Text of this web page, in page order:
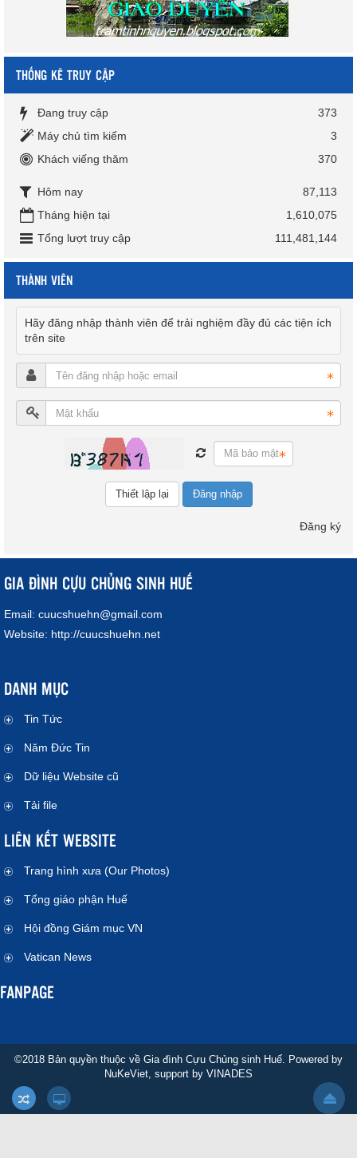
THỐNG KÊ TRUY CẬP
Đang truy cập
373
Máy chủ tìm kiếm
3
Khách viếng thăm
370
Hôm nay
87,113
Tháng hiện tại
1,610,075
Tổng lượt truy cập
111,481,144
THÀNH VIÊN
Hãy đăng nhập thành viên để trải nghiệm đầy đủ các tiện ích
trên site
Đăng nhập
Đăng ký
GIA ĐÌNH CỰU CHỦNG SINH HUẾ
Email: cuucshuehn@gmail.com
Website: http://cuucshuehn.net
DANH MỤC
Tin Tức
Năm Đức Tin
Dữ liệu Website cũ
Tải file
LIÊN KẾT WEBSITE
Trang hình xưa (Our Photos)
Tổng giáo phận Huế
Hội đồng Giám mục VN
Vatican News
FANPAGE
©2018 Bản quyền thuộc về Gia đình Cựu Chủng sinh Huế. Powered by
NuKeViet, support by VINADES